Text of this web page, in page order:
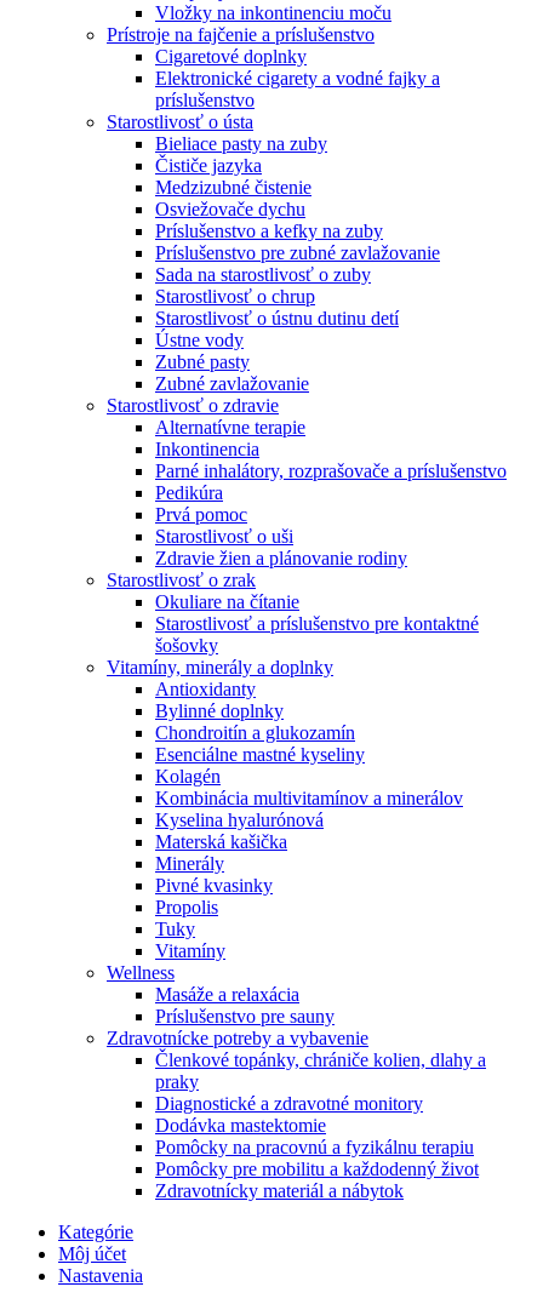
Vložky na inkontinenciu moču
Prístroje na fajčenie a príslušenstvo
Cigaretové doplnky
Elektronické cigarety a vodné fajky a
príslušenstvo
Starostlivosť o ústa
Bieliace pasty na zuby
Čističe jazyka
Medzizubné čistenie
Osviežovače dychu
Príslušenstvo a kefky na zuby
Príslušenstvo pre zubné zavlažovanie
Sada na starostlivosť o zuby
Starostlivosť o chrup
Starostlivosť o ústnu dutinu detí
Ústne vody
Zubné pasty
Zubné zavlažovanie
Starostlivosť o zdravie
Alternatívne terapie
Inkontinencia
Parné inhalátory, rozprašovače a príslušenstvo
Pedikúra
Prvá pomoc
Starostlivosť o uši
Zdravie žien a plánovanie rodiny
Starostlivosť o zrak
Okuliare na čítanie
Starostlivosť a príslušenstvo pre kontaktné
šošovky
Vitamíny, minerály a doplnky
Antioxidanty
Bylinné doplnky
Chondroitín a glukozamín
Esenciálne mastné kyseliny
Kolagén
Kombinácia multivitamínov a minerálov
Kyselina hyalurónová
Materská kašička
Minerály
Pivné kvasinky
Propolis
Tuky
Vitamíny
Wellness
Masáže a relaxácia
Príslušenstvo pre sauny
Zdravotnícke potreby a vybavenie
Členkové topánky, chrániče kolien, dlahy a
praky
Diagnostické a zdravotné monitory
Dodávka mastektomie
Pomôcky na pracovnú a fyzikálnu terapiu
Pomôcky pre mobilitu a každodenný život
Zdravotnícky materiál a nábytok
Kategórie
Môj účet
Nastavenia